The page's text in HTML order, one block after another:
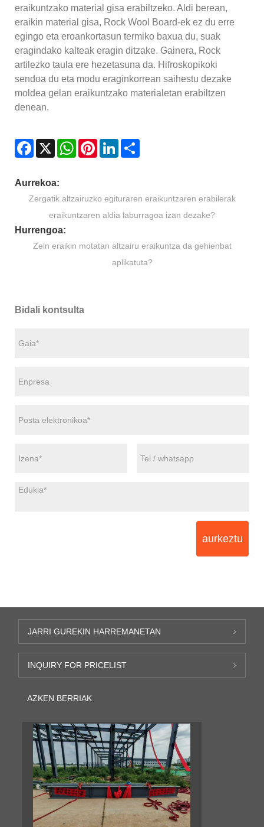
eraikuntzako material gisa erabiltzeko. Aldi berean,
eraikin material gisa, Rock Wool Board-ek ez du erre
egingo eta eroankortasun termiko baxua du, suak
eragindako kalteak eragin ditzake. Gainera, Rock
artilezko taula ere hezetasuna da. Hifroskopikoki
sendoa du eta modu eraginkorrean saihestu dezake
moldea gelan eraikuntzako materialetan erabiltzen
denean.
Facebook
X WhatsAppPinterestLinkedIn
Aurrekoa:
Zergatik altzairuzko egituraren eraikuntzaren erabilerak
eraikuntzaren aldia laburragoa izan dezake?
Hurrengoa:
Zein eraikin motatan altzairu eraikuntza da gehienbat
aplikatuta?
Bidali kontsulta
aurkeztu
JARRI GUREKIN HARREMANETAN
INQUIRY FOR PRICELIST
AZKEN BERRIAK